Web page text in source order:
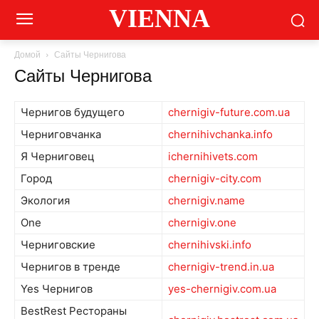
VIENNA
Домой Сайты Чернигова
Сайты Чернигова
Чернигов будущего
chernigiv-future.com.ua
Черниговчанка
chernihivchanka.info
Я Черниговец
ichernihivets.com
Город
chernigiv-city.com
Экология
chernigiv.name
One
chernigiv.one
Черниговские
chernihivski.info
Чернигов в тренде
chernigiv-trend.in.ua
Yes Чернигов
yes-chernigiv.com.ua
BestRest Рестораны